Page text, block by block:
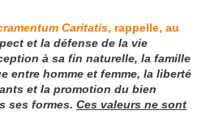
Caritatis, rappelle, au
et la défense de la vie
à sa fin naturelle, la famille
entre homme et femme, la liberté
et la promotion du bien
ses formes. Ces valeurs ne sont